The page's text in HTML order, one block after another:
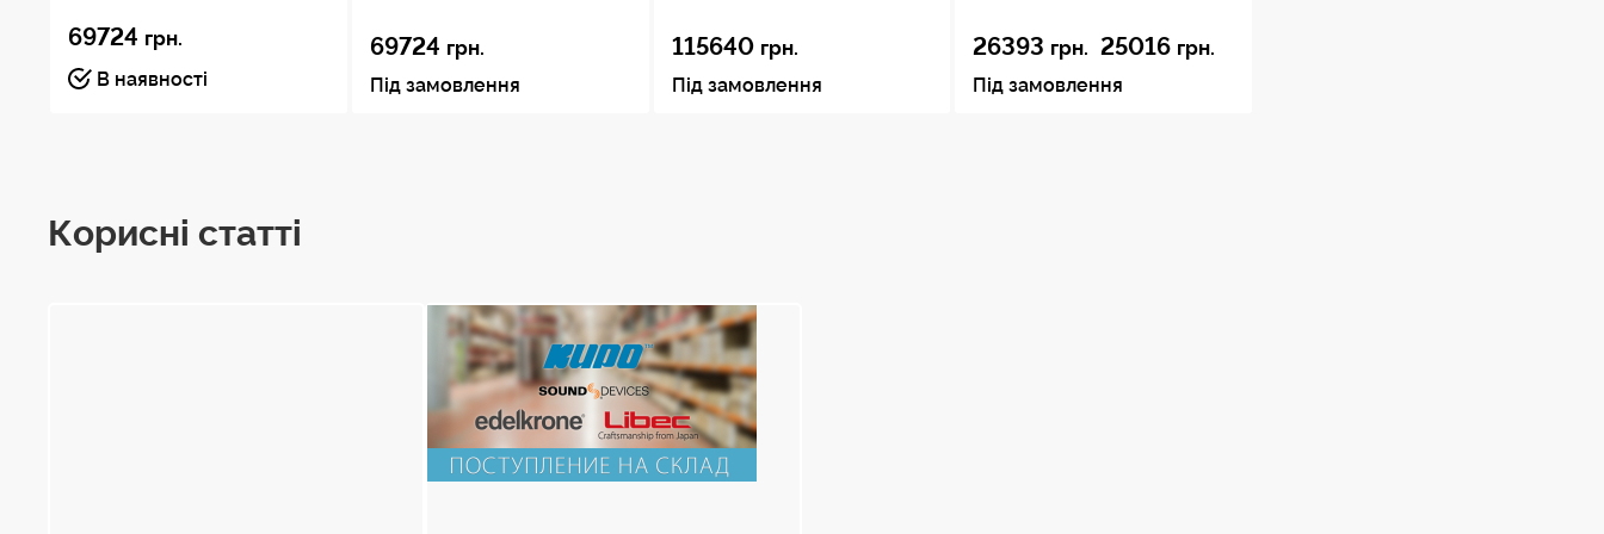
Компоненти системи
69724 грн.
В наявності
69724 грн.
Під замовлення
115640 грн.
Під замовлення
26393 грн. 25016 грн.
Під замовлення
Корисні статті